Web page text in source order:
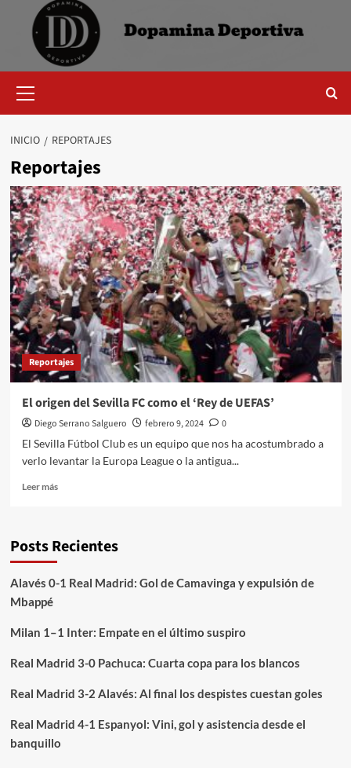
contenido
primario
INICIO REPORTAJES
Reportajes
Reportajes
El origen del Sevilla FC como el ‘Rey de UEFAS’
Diego Serrano Salguero febrero 9, 2024
0
El Sevilla Fútbol Club es un equipo que nos ha acostumbrado a
verlo levantar la Europa League o la antigua...
Leer másLeer
origen
del
FC
‘Rey
UEFAS’
Posts Recientes
Alavés 0-1 Real Madrid: Gol de Camavinga y expulsión de
Mbappé
Milan 1–1 Inter: Empate en el último suspiro
Real Madrid 3-0 Pachuca: Cuarta copa para los blancos
Real Madrid 3-2 Alavés: Al final los despistes cuestan goles
Real Madrid 4-1 Espanyol: Vini, gol y asistencia desde el
banquillo